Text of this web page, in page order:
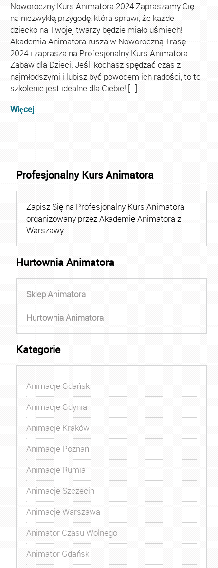
Noworoczny Kurs Animatora 2024 Zapraszamy Cię
na niezwykłą przygodę, która sprawi, że każde
dziecko na Twojej twarzy będzie miało uśmiech!
Akademia Animatora rusza w Noworoczną Trasę
2024 i zaprasza na Profesjonalny Kurs Animatora
Zabaw dla Dzieci. Jeśli kochasz spędzać czas z
najmłodszymi i lubisz być powodem ich radości, to to
szkolenie jest idealne dla Ciebie! […]
Więcej
Profesjonalny Kurs Animatora
Zapisz Się na Profesjonalny Kurs Animatora
organizowany przez Akademię Animatora z
Warszawy.
Hurtownia Animatora
Sklep Animatora
Hurtownia Animatora
Kategorie
Animacje Gdańsk
Animacje Gdynia
Animacje Kraków
Animacje Poznań
Animacje Rumia
Animacje Szczecin
Animacje Warszawa
Animator Czasu Wolnego
Animator Gdańsk